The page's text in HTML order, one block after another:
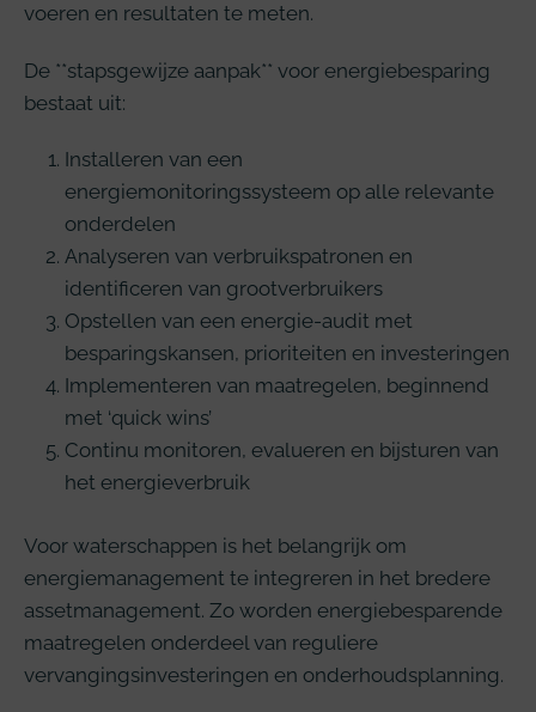
voeren en resultaten te meten.
De **stapsgewijze aanpak** voor energiebesparing
bestaat uit:
Installeren van een
energiemonitoringssysteem op alle relevante
onderdelen
Analyseren van verbruikspatronen en
identificeren van grootverbruikers
Opstellen van een energie-audit met
besparingskansen, prioriteiten en investeringen
Implementeren van maatregelen, beginnend
met ‘quick wins’
Continu monitoren, evalueren en bijsturen van
het energieverbruik
Voor waterschappen is het belangrijk om
energiemanagement te integreren in het bredere
assetmanagement. Zo worden energiebesparende
maatregelen onderdeel van reguliere
vervangingsinvesteringen en onderhoudsplanning.